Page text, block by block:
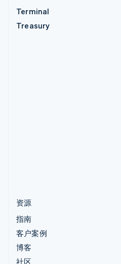
Terminal
Treasury
资源
指南
客户案例
博客
社区